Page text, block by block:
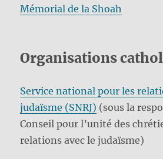
Mémorial de la Shoah
Organisations
Service national pour les
judaïsme (SNRJ) (sous la
Conseil pour l’unité des
relations avec le judaïsme)